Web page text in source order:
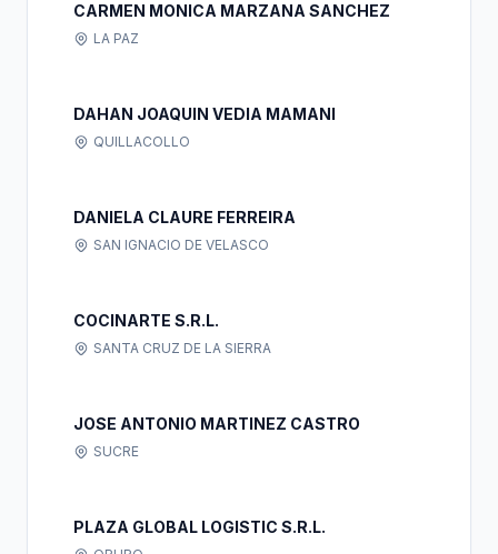
CARMEN MONICA MARZANA SANCHEZ
LA PAZ
DAHAN JOAQUIN VEDIA MAMANI
QUILLACOLLO
DANIELA CLAURE FERREIRA
SAN IGNACIO DE VELASCO
COCINARTE S.R.L.
SANTA CRUZ DE LA SIERRA
JOSE ANTONIO MARTINEZ CASTRO
SUCRE
PLAZA GLOBAL LOGISTIC S.R.L.